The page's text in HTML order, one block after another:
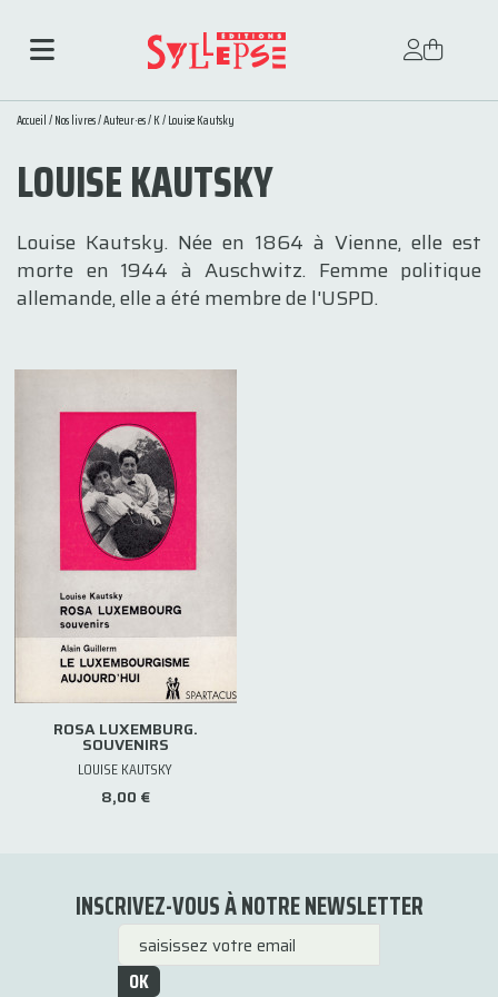
Accueil/Nos livres/Auteur·es/K/ Louise Kautsky
LOUISE KAUTSKY
Louise Kautsky. Née en 1864 à Vienne, elle est
morte en 1944 à Auschwitz. Femme politique
allemande, elle a été membre de l'USPD.
ROSA LUXEMBURG.
SOUVENIRS
LOUISE KAUTSKY
8,00 €
INSCRIVEZ-VOUS À NOTRE NEWSLETTER
OK